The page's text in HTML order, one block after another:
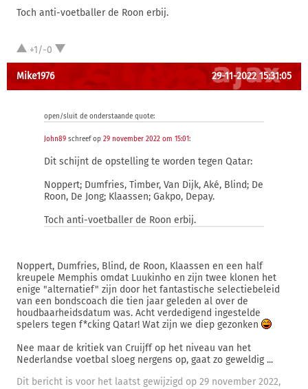
Toch anti-voetballer de Roon erbij.
+1/-0
Mike1976 29-11-2022 15:31:05
open/sluit de onderstaande quote:
John89 schreef op 29 november 2022 om 15:01:
Dit schijnt de opstelling te worden tegen Qatar:
Noppert; Dumfries, Timber, Van Dijk, Aké, Blind; De
Roon, De Jong; Klaassen; Gakpo, Depay.
Toch anti-voetballer de Roon erbij.
Noppert, Dumfries, Blind, de Roon, Klaassen en een half
kreupele Memphis omdat Luukinho en zijn twee klonen het
enige "alternatief" zijn door het fantastische selectiebeleid
van een bondscoach die tien jaar geleden al over de
houdbaarheidsdatum was. Acht verdedigend ingestelde
spelers tegen f*cking Qatar! Wat zijn we diep gezonken
Nee maar de kritiek van Cruijff op het niveau van het
Nederlandse voetbal sloeg nergens op, gaat zo geweldig ...
Dit bericht is voor het laatst gewijzigd op 29 november 2022,